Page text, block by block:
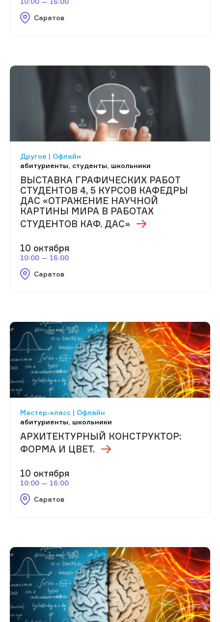
Саратов
Другое | Офлайн
абитуриенты, студенты, школьники
ВЫСТАВКА ГРАФИЧЕСКИХ РАБОТ
СТУДЕНТОВ 4, 5 КУРСОВ КАФЕДРЫ
ДАС «ОТРАЖЕНИЕ НАУЧНОЙ
КАРТИНЫ МИРА В РАБОТАХ
СТУДЕНТОВ КАФ. ДАС»
10 октября
10:00 — 16:00
Саратов
Мастер-класс | Офлайн
абитуриенты, школьники
АРХИТЕКТУРНЫЙ КОНСТРУКТОР:
ФОРМА И ЦВЕТ.
10 октября
10:00 — 16:00
Саратов